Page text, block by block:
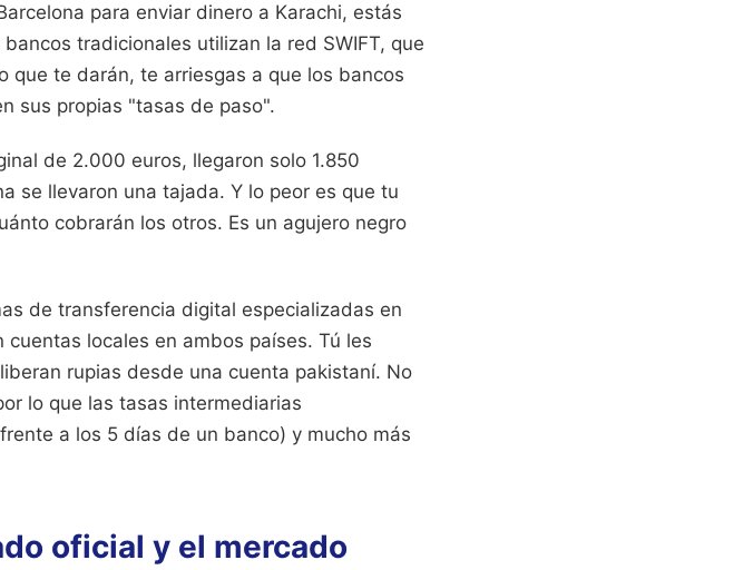
para enviar dinero a Karachi, estás
tradicionales utilizan la red SWIFT, que
que te darán, te arriesgas a que los bancos
sus propias "tasas de paso".
de 2.000 euros, llegaron solo 1.850
se llevaron una tajada. Y lo peor es que tu
cobrarán los otros. Es un agujero negro
de transferencia digital especializadas en
locales en ambos países. Tú les
rupias desde una cuenta pakistaní. No
lo que las tasas intermediarias
a los 5 días de un banco) y mucho más
oficial y el mercado